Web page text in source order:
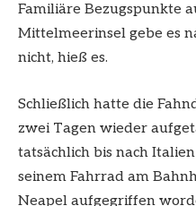
Familiäre Bezugspunkte
Mittelmeerinsel gebe es
nicht, hieß es.
Schließlich hatte die
zwei Tagen wieder
tatsächlich bis nach
seinem Fahrrad am
Neapel aufgegriffen